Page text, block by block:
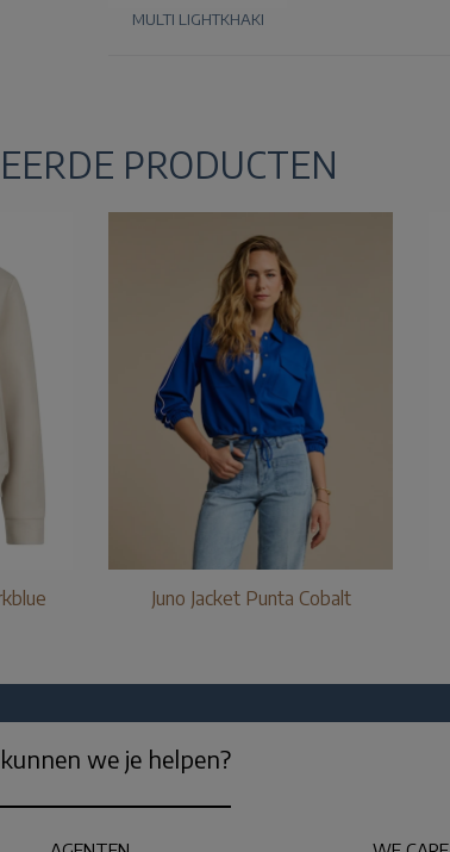
MULTI LIGHTKHAKI
PRODUCTEN
Juno Jacket Punta Cobalt
we je helpen?